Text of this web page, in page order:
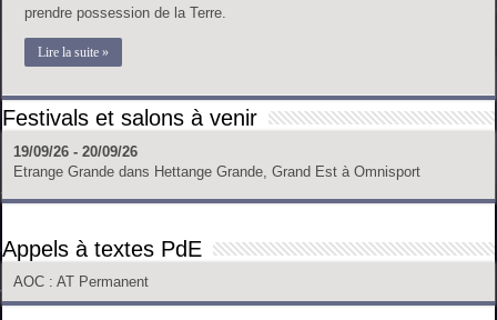
prendre possession de la Terre.
Lire la suite »
Festivals et salons à venir
19/09/26 - 20/09/26
Etrange Grande dans Hettange Grande, Grand Est à Omnisport
Appels à textes PdE
AOC : AT Permanent